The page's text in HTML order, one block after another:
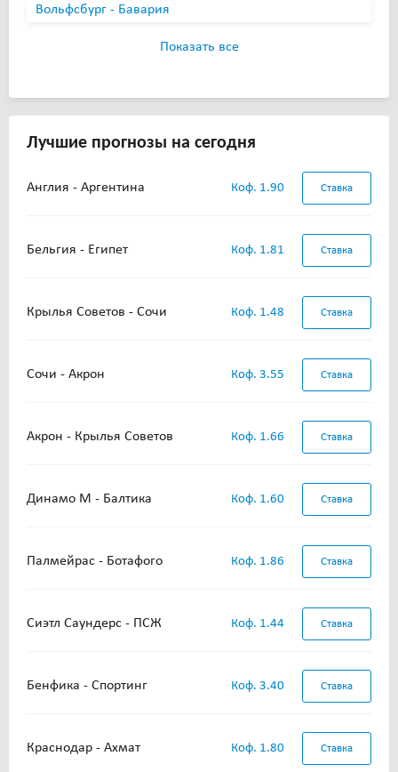
Вольфсбург - Бавария
Показать все
Лучшие прогнозы на сегодня
Англия - Аргентина Коф. 1.90 Ставка
Бельгия - Египет Коф. 1.81 Ставка
Крылья Советов - Сочи Коф. 1.48 Ставка
Сочи - Акрон Коф. 3.55 Ставка
Акрон - Крылья Советов Коф. 1.66 Ставка
Динамо М - Балтика Коф. 1.60 Ставка
Палмейрас - Ботафого Коф. 1.86 Ставка
Сиэтл Саундерс - ПСЖ Коф. 1.44 Ставка
Бенфика - Спортинг Коф. 3.40 Ставка
Краснодар - Ахмат Коф. 1.80 Ставка